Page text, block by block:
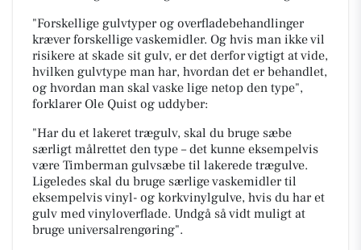
"Forskellige gulvtyper og overfladebehandlinger
kræver forskellige vaskemidler. Og hvis man ikke vil
risikere at skade sit gulv, er det derfor vigtigt at vide,
hvilken gulvtype man har, hvordan det er behandlet,
og hvordan man skal vaske lige netop den type",
forklarer Ole Quist og uddyber:
"Har du et lakeret trægulv, skal du bruge sæbe
særligt målrettet den type – det kunne eksempelvis
være Timberman gulvsæbe til lakerede trægulve.
Ligeledes skal du bruge særlige vaskemidler til
eksempelvis vinyl- og korkvinylgulve, hvis du har et
gulv med vinyloverflade. Undgå så vidt muligt at
bruge universalrengøring".